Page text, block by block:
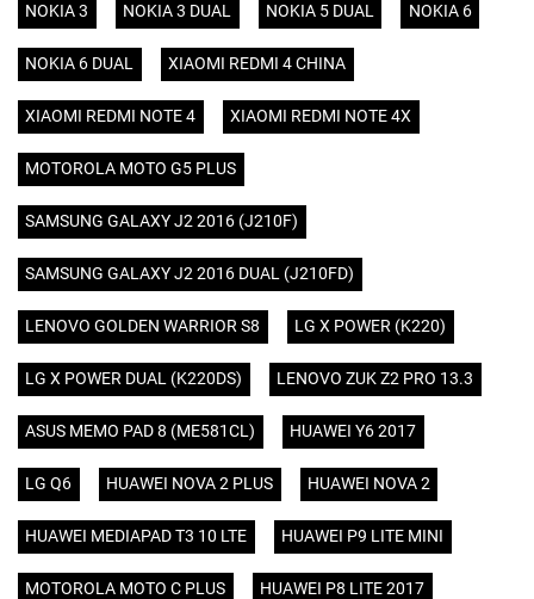
NOKIA 3 NOKIA 3 DUAL NOKIA 5 DUAL NOKIA 6
NOKIA 6 DUAL XIAOMI REDMI 4 CHINA
XIAOMI REDMI NOTE 4 XIAOMI REDMI NOTE 4X
MOTOROLA MOTO G5 PLUS
SAMSUNG GALAXY J2 2016 (J210F)
SAMSUNG GALAXY J2 2016 DUAL (J210FD)
LENOVO GOLDEN WARRIOR S8 LG X POWER (K220)
LG X POWER DUAL (K220DS) LENOVO ZUK Z2 PRO 13.3
ASUS MEMO PAD 8 (ME581CL) HUAWEI Y6 2017
LG Q6 HUAWEI NOVA 2 PLUS HUAWEI NOVA 2
HUAWEI MEDIAPAD T3 10 LTE HUAWEI P9 LITE MINI
MOTOROLA MOTO C PLUS HUAWEI P8 LITE 2017